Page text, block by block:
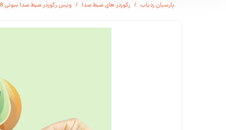
پارسیان ردیاب رکوردر های ضبط صدا ویس رکوردر ضبط صدا سونی SN98 مدل / 4 روز شارژ / دارای سنسور صدا / 16 گیگابایت / نویز کنسلینگ اتومات /